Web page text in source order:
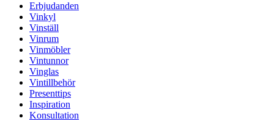
Erbjudanden
Vinkyl
Vinställ
Vinrum
Vinmöbler
Vintunnor
Vinglas
Vintillbehör
Presenttips
Inspiration
Konsultation